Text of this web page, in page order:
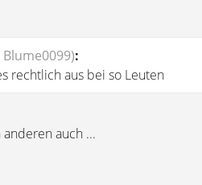
:
rechtlich aus bei so Leuten
auch ...